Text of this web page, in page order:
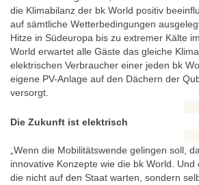
die Klimabilanz der bk World positiv
auf sämtliche Wetterbedingungen
Hitze in Südeuropa bis zu extremer Kälte
World erwartet alle Gäste das gleiche
elektrischen Verbraucher einer jeden bk
eigene PV-Anlage auf den Dächern der
versorgt.
Die Zukunft ist elektrisch
„Wenn die Mobilitätswende gelingen soll,
innovative Konzepte wie die bk World. Und
die nicht auf den Staat warten, sondern